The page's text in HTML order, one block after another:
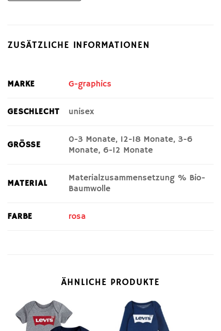
ZUSÄTZLICHE INFORMATIONEN
MARKE G-graphics
GESCHLECHT unisex
GRÖSSE
0-3 Monate, 12-18 Monate, 3-6
Monate, 6-12 Monate
MATERIAL
Materialzusammensetzung % Bio-
Baumwolle
FARBE rosa
ÄHNLICHE PRODUKTE